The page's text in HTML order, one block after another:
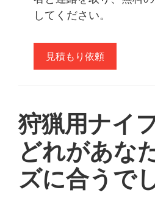
してください。
見積もり依頼
狩猟用ナイ
どれがあな
ズに合うで